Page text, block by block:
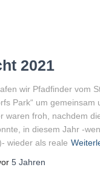
2021
wir Pfadfinder vom
Park“ um
waren froh, nachdem
in diesem Jahr -
wieder als reale
5 Jahren